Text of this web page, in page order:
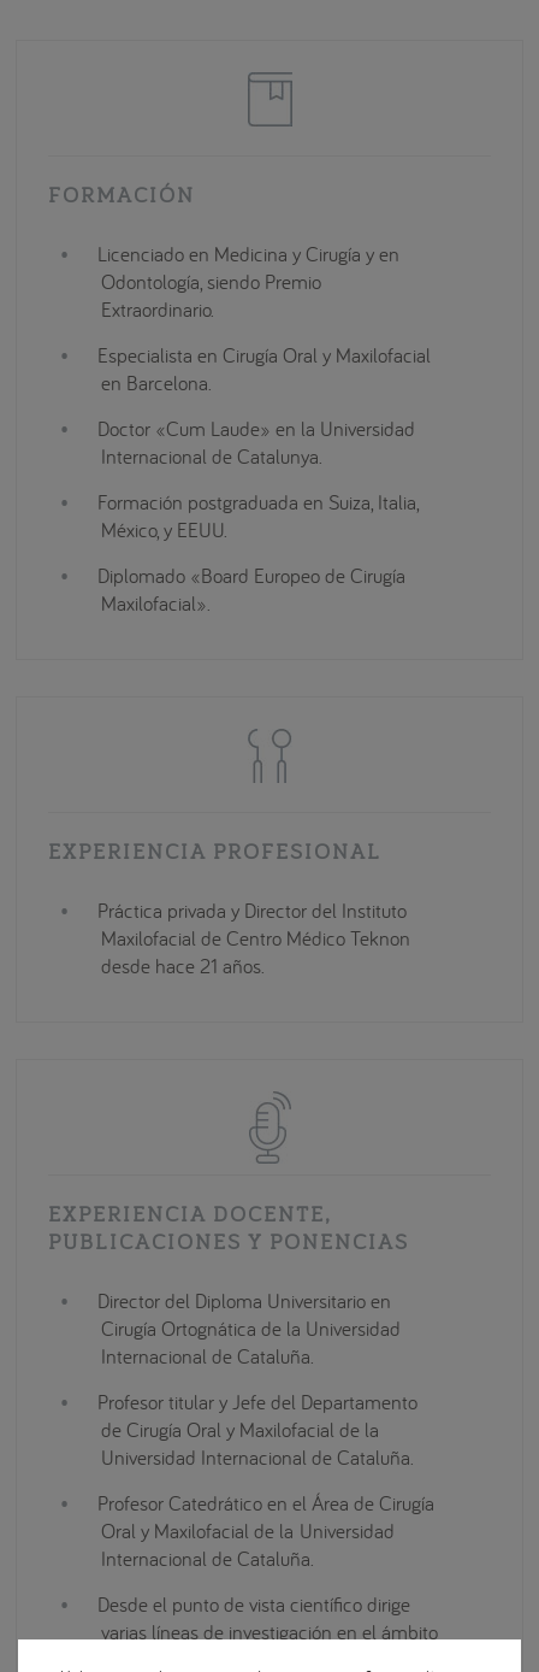
FORMACIÓN
Licenciado en Medicina y Cirugía y en
Odontología, siendo Premio
Extraordinario.
Especialista en Cirugía Oral y Maxilofacial
en Barcelona.
Doctor «Cum Laude» en la Universidad
Internacional de Catalunya.
Formación postgraduada en Suiza, Italia,
México, y EEUU.
Diplomado «Board Europeo de Cirugía
Maxilofacial».
EXPERIENCIA PROFESIONAL
Práctica privada y Director del Instituto
Maxilofacial de Centro Médico Teknon
desde hace 21 años.
EXPERIENCIA DOCENTE,
PUBLICACIONES Y PONENCIAS
Director del Diploma Universitario en
Cirugía Ortognática de la Universidad
Internacional de Cataluña.
Profesor titular y Jefe del Departamento
de Cirugía Oral y Maxilofacial de la
Universidad Internacional de Cataluña.
Profesor Catedrático en el Área de Cirugía
Oral y Maxilofacial de la Universidad
Internacional de Cataluña.
Desde el punto de vista científico dirige
varias líneas de investigación en el ámbito